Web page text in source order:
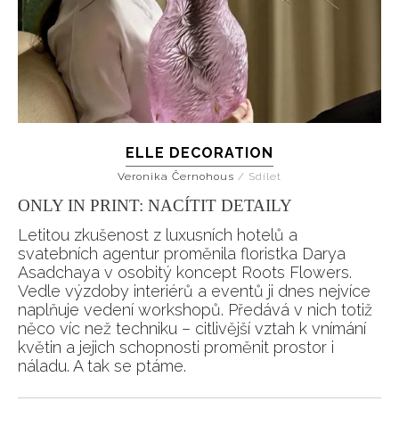
ELLE DECORATION
Veronika Černohous / Sdílet
ONLY IN PRINT: NACÍTIT DETAILY
Letitou zkušenost z luxusních hotelů a
svatebních agentur proměnila floristka Darya
Asadchaya v osobitý koncept Roots Flowers.
Vedle výzdoby interiérů a eventů ji dnes nejvíce
naplňuje vedení workshopů. Předává v nich totiž
něco víc než techniku – citlivější vztah k vnímání
květin a jejich schopnosti proměnit prostor i
náladu. A tak se ptáme.